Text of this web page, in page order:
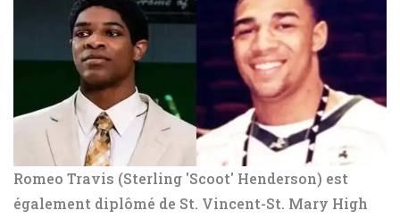
Romeo Travis (Sterling 'Scoot' Henderson) est
également diplômé de St. Vincent-St. Mary High